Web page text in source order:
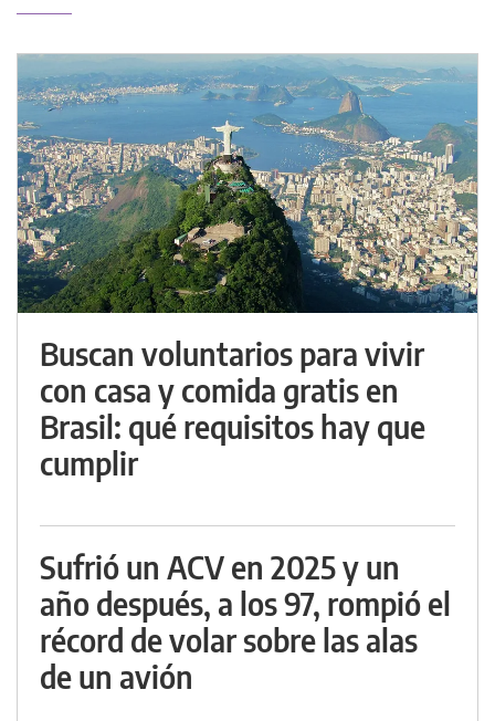
Buscan voluntarios para vivir
con casa y comida gratis en
Brasil: qué requisitos hay que
cumplir
Sufrió un ACV en 2025 y un
año después, a los 97, rompió el
récord de volar sobre las alas
de un avión